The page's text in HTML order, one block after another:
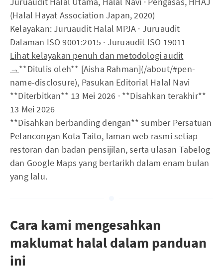
(Halal Hayat Association Japan, 2020)
Kelayakan: Juruaudit Halal MPJA · Juruaudit
Dalaman ISO 9001:2015 · Juruaudit ISO 19011
Lihat kelayakan penuh dan metodologi audit
→**Ditulis oleh** [Aisha Rahman](/about/#pen-
name-disclosure), Pasukan Editorial Halal Navi
**Diterbitkan** 13 Mei 2026 · **Disahkan terakhir**
13 Mei 2026
**Disahkan berbanding dengan** sumber Persatuan
Pelancongan Kota Taito, laman web rasmi setiap
restoran dan badan pensijilan, serta ulasan Tabelog
dan Google Maps yang bertarikh dalam enam bulan
yang lalu.
Cara kami mengesahkan
maklumat halal dalam panduan
ini